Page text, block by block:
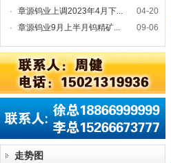
·
章源钨业上调2023年4月下...
04-20
·
章源钨业9月上半月钨精矿... 09-06
走势图